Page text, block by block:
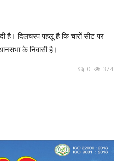
है। दिलचस्प पहलू है कि चारों सीट पर
के निवासी है।
0 374